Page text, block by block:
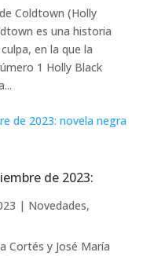
Coldtown (Holly
es una historia
en la que la
1 Holly Black
de 2023:
| Novedades,
y José María